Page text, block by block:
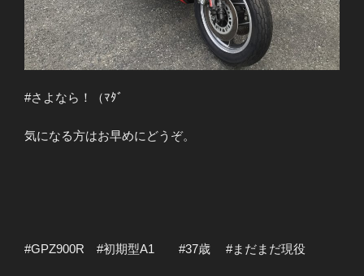
#さよなら！（ﾏﾀﾞ
気になる方はお早めにどうぞ。
#GPZ900R #初期型A1 #37歳 #まだまだ現役